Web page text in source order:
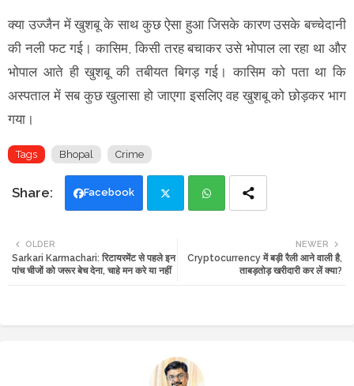
क्या उज्जैन में खुशबू के साथ कुछ ऐसा हुआ जिसके कारण उसके बच्चेदानी
की नली फट गई। कासिम, किसी तरह बचाकर उसे भोपाल ला रहा था और
भोपाल आते ही खुशबू की तबीयत बिगड़ गई। कासिम को पता था कि
अस्पताल में सब कुछ खुलासा हो जाएगा इसलिए वह खुशबू को छोड़कर भाग
गया।
Tags Bhopal Crime
Facebook
tte ats
NEWER
Cryptocurrency में बड़ी रैली आने वाली है,
ताबड़तोड़ खरीदारी कर लें क्या?
OLDER
Sarkari Karmachari: रिटायरमेंट से पहले इन
पांच चीजों को जरूर बेच देना, चाहे मन करे या नहीं